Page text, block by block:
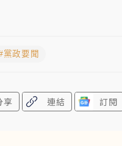
黨政要聞
享 連結 訂閱